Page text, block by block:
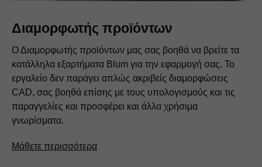
Διαμορφωτής προϊόντων
Ο Διαμορφωτής προϊόντων μας σας βοηθά να βρείτε τα
κατάλληλα εξαρτήματα Blum για την εφαρμογή σας. Το
εργαλείο δεν παράγει απλώς ακριβείς διαμορφώσεις
CAD, σας βοηθά επίσης με τους υπολογισμούς και τις
παραγγελίες και προσφέρει και άλλα χρήσιμα
γνωρίσματα.
Μάθετε περισσότερα